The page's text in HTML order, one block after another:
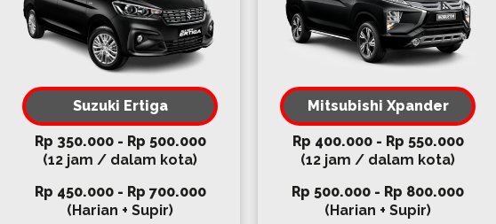
Suzuki Ertiga
Rp 350.000 - Rp 500.000
(12 jam / dalam kota)
Rp 450.000 - Rp 700.000
(Harian + Supir)
Mitsubishi Xpander
Rp 400.000 - Rp 550.000
(12 jam / dalam kota)
Rp 500.000 - Rp 800.000
(Harian + Supir)